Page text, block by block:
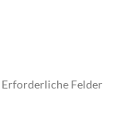
Erforderliche Felder